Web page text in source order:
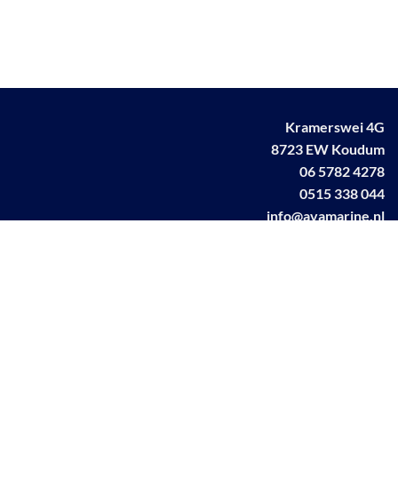
Kramerswei 4G
8723 EW Koudum
06 5782 4278
0515 338 044
info@avamarine.nl